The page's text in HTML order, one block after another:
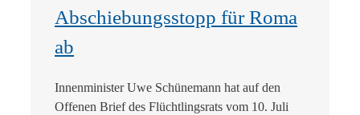
Abschiebungsstopp für Roma
ab
Innenminister Uwe Schünemann hat auf den
Offenen Brief des Flüchtlingsrats vom 10. Juli